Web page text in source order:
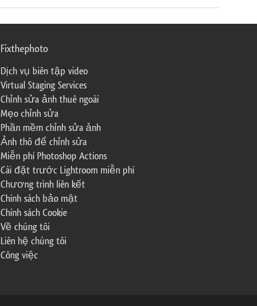
Fixthephoto
Dịch vụ biên tập video
Virtual Staging Services
Chỉnh sửa ảnh thuê ngoài
Mẹo chỉnh sửa
Phần mềm chỉnh sửa ảnh
Ảnh thô để chỉnh sửa
Miễn phí Photoshop Actions
Cài đặt trước Lightroom miễn phí
Chương trình liên kết
Chính sách bảo mật
Chính sách Cookie
Về chúng tôi
Liên hệ chúng tôi
Công việc